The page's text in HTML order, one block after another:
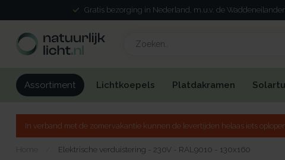
Gratis bezorging in Nederland, m.u.v. de
Assortiment Lichtkoepels Platdakramen
In verband met de zomervakantie kunnen de levertijden helaas iets
Home Elektrische verduistering - 230V - RAL9010 - 130x160